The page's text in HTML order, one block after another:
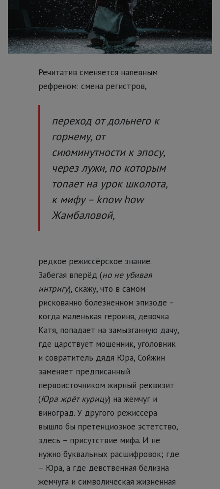
Речитатив сменяется напевным
рефреном: смена регистров,
переход от дольнего к
горнему, от
сиюминутности к эпосу,
через лужи, по которым
топает на урок школота,
к мифу – know how
Жамбаловой,
редкое режиссёрское знание.
Забегая вперёд (но не убивая
интригу), скажу, что в самом
рискованно болезненном эпизоде –
когда маленькая героиня, девочка
Катя, попадает на замызганную дачу,
где царствует мошенник, уголовник
и совратитель дядя Юра, Сойжин
заменяет предписанный
первоисточником жирный реквизит
(Юра жрёт курицу) на жемчуг и
виноград. У другого режиссёра
вышло бы претенциозное эстетство,
здесь – присутствие мифа. И не
нужно буквальных расшифровок; где
– Юра, а где девственная белизна
жемчуга и символическая жизненная